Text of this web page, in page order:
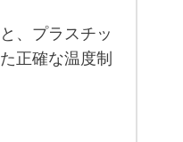
、プラスチッ
正確な温度制